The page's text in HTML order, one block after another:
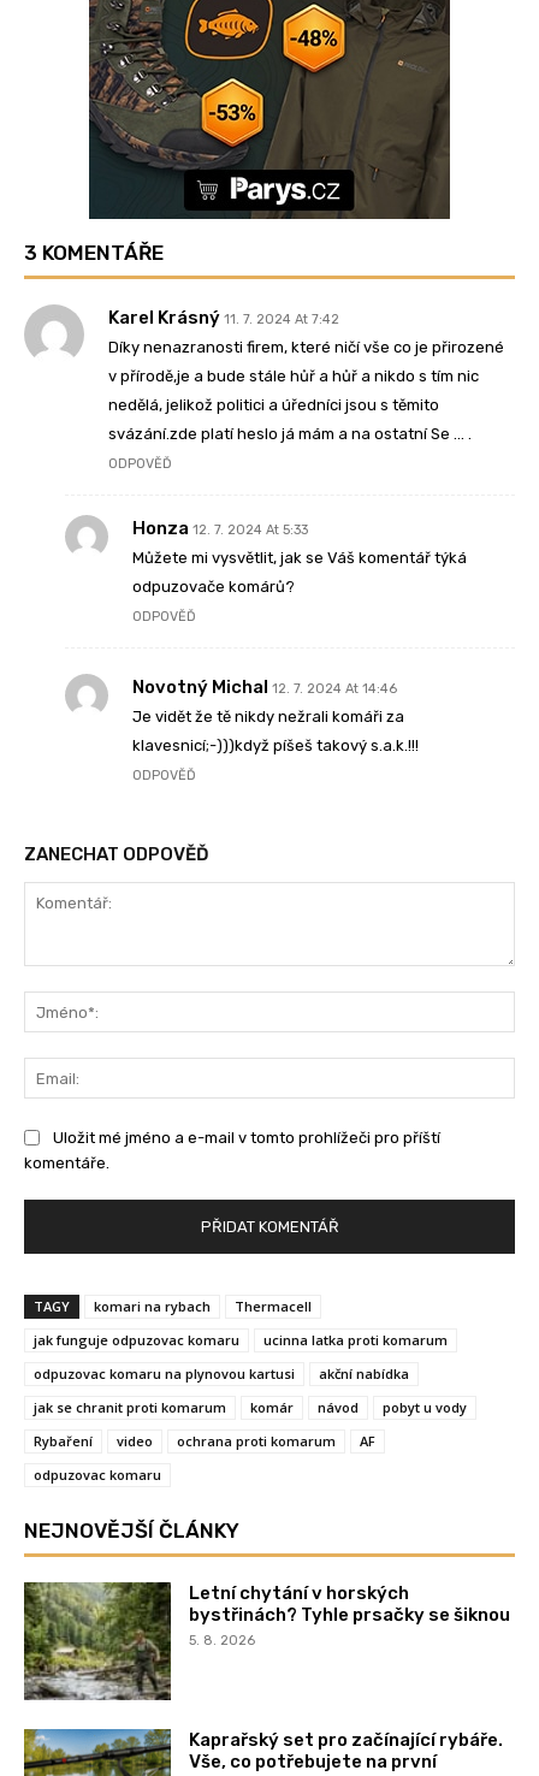
3 KOMENTÁŘE
Karel Krásný 11. 7. 2024 At 7:42
Díky nenazranosti firem, které ničí vše co je přirozené
v přírodě,je a bude stále hůř a hůř a nikdo s tím nic
nedělá, jelikož politici a úředníci jsou s těmito
svázání.zde platí heslo já mám a na ostatní Se … .
ODPOVĚĎ
Honza 12. 7. 2024 At 5:33
Můžete mi vysvětlit, jak se Váš komentář týká
odpuzovače komárů?
ODPOVĚĎ
Novotný Michal 12. 7. 2024 At 14:46
Je vidět že tě nikdy nežrali komáři za
klavesnicí;-)))když píšeš takový s.a.k.!!!
ODPOVĚĎ
ZANECHAT ODPOVĚĎ
Uložit mé jméno a e-mail v tomto prohlížeči pro příští
komentáře.
TAGY komari na rybach
Thermacell
jak funguje odpuzovac komaru
ucinna latka proti komarum
odpuzovac komaru na plynovou kartusi
akční nabídka
jak se chranit proti komarum
komár návod
pobyt u vody
Rybaření
video ochrana proti komarum
AF
odpuzovac komaru
NEJNOVĚJŠÍ ČLÁNKY
Letní chytání v horských
bystřinách? Tyhle prsačky se šiknou
5. 8. 2026
Kaprařský set pro začínající rybáře.
Vše, co potřebujete na první